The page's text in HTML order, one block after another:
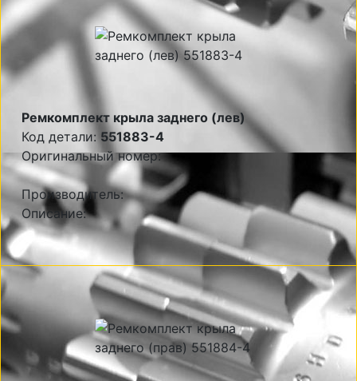
Ремкомплект крыла заднего (лев)
Код детали: 551883-4
Оригинальный номер:
Производитель:
Описание: